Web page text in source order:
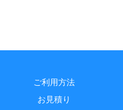
ご利用方法
お見積り